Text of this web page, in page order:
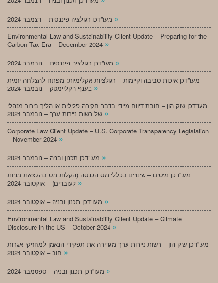
»
Environmental Law and Sustainability Client Update – Preparing for the
Carbon Tax Era – December 2024 »
»
מעו”דכן איכות סביבה וקיימות – רגולציות אקלימיות: מפתח להצלחה יזמית
»
מעו”דכן שוק הון – חובת דיווח מיידי בדבר חקירה פלילית או הליך בירור מנהלי
»
Corporate Law Client Update – U.S. Corporate Transparency Legislation
– November 2024 »
»
מעו”דכן מיסים – שינויים בכללי מס הכנסה (הקלות מס בהקצאת מניות
»
»
Environmental Law and Sustainability Client Update – Climate
Disclosure in the US – October 2024 »
מעו”דכן שוק הון – רשות ניירות ערך מגדירה את תפקידי הנאמן למחזיקי אגרות
»
»